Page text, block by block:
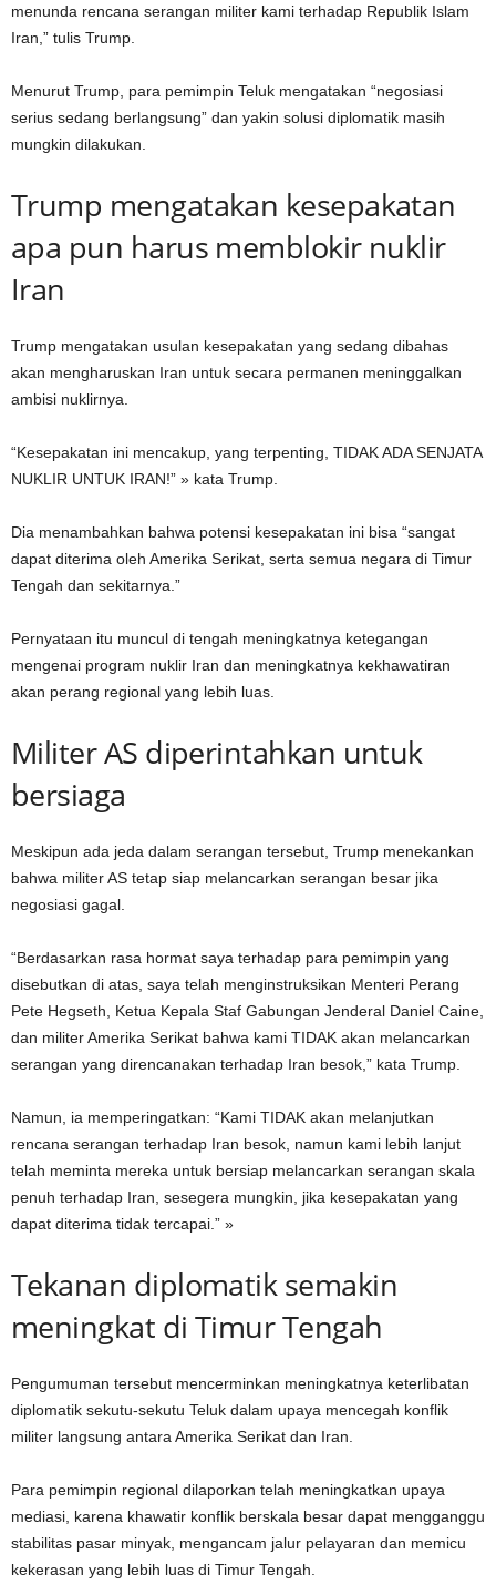
menunda rencana serangan militer kami terhadap Republik Islam
Iran,” tulis Trump.
Menurut Trump, para pemimpin Teluk mengatakan “negosiasi
serius sedang berlangsung” dan yakin solusi diplomatik masih
mungkin dilakukan.
Trump mengatakan kesepakatan
apa pun harus memblokir nuklir
Iran
Trump mengatakan usulan kesepakatan yang sedang dibahas
akan mengharuskan Iran untuk secara permanen meninggalkan
ambisi nuklirnya.
“Kesepakatan ini mencakup, yang terpenting, TIDAK ADA SENJATA
NUKLIR UNTUK IRAN!” » kata Trump.
Dia menambahkan bahwa potensi kesepakatan ini bisa “sangat
dapat diterima oleh Amerika Serikat, serta semua negara di Timur
Tengah dan sekitarnya.”
Pernyataan itu muncul di tengah meningkatnya ketegangan
mengenai program nuklir Iran dan meningkatnya kekhawatiran
akan perang regional yang lebih luas.
Militer AS diperintahkan untuk
bersiaga
Meskipun ada jeda dalam serangan tersebut, Trump menekankan
bahwa militer AS tetap siap melancarkan serangan besar jika
negosiasi gagal.
“Berdasarkan rasa hormat saya terhadap para pemimpin yang
disebutkan di atas, saya telah menginstruksikan Menteri Perang
Pete Hegseth, Ketua Kepala Staf Gabungan Jenderal Daniel Caine,
dan militer Amerika Serikat bahwa kami TIDAK akan melancarkan
serangan yang direncanakan terhadap Iran besok,” kata Trump.
Namun, ia memperingatkan: “Kami TIDAK akan melanjutkan
rencana serangan terhadap Iran besok, namun kami lebih lanjut
telah meminta mereka untuk bersiap melancarkan serangan skala
penuh terhadap Iran, sesegera mungkin, jika kesepakatan yang
dapat diterima tidak tercapai.” »
Tekanan diplomatik semakin
meningkat di Timur Tengah
Pengumuman tersebut mencerminkan meningkatnya keterlibatan
diplomatik sekutu-sekutu Teluk dalam upaya mencegah konflik
militer langsung antara Amerika Serikat dan Iran.
Para pemimpin regional dilaporkan telah meningkatkan upaya
mediasi, karena khawatir konflik berskala besar dapat mengganggu
stabilitas pasar minyak, mengancam jalur pelayaran dan memicu
kekerasan yang lebih luas di Timur Tengah.